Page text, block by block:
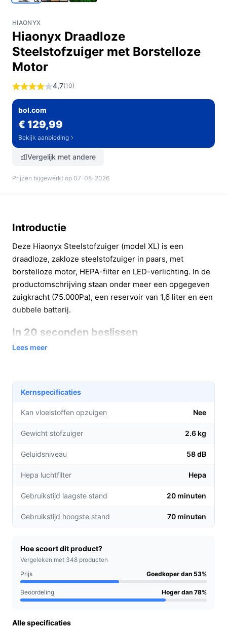
HIAONYX
Hiaonyx Draadloze
Steelstofzuiger met Borstelloze
Motor
4,7(10)
bol.com
€ 129,99
Bekijk aanbieding
Vergelijk met andere
Prijzen bijgewerkt op 07-08-2026
Introductie
Deze Hiaonyx Steelstofzuiger (model XL) is een
draadloze, zakloze steelstofzuiger in paars, met
borstelloze motor, HEPA-filter en LED-verlichting. In de
productomschrijving staan onder meer een opgegeven
zuigkracht (75.000Pa), een reservoir van 1,6 liter en een
dubbele batterij.
In 20 seconden beslissen
Kopen als:
hecht aan een HEPA-filter en een relatief laag
geluidsniveau (58 dB).
Niet kopen als:je een stofzuiger nodig hebt met
de opgegeven 70 minuten of als je een stofzak
verkiest.
hoe de dubbele batterij de use-tijd precies
aan jouw schoonmaakbehoefte.
Wat je in de praktijk merkt
schoonmaken zonder snoer: je kunt snel van kamer naar
makkelijker onder meubilair kijken. Met het
meegegeven HEPA-filter worden fijne deeltjes gefilterd
wordt genoemd als onderdeel van een stillere werking.
Lees meer
Kernspecificaties
Kan vloeistoffen opzuigen Nee
Gewicht stofzuiger 2.6 kg
Geluidsniveau 58 dB
Hepa luchtfilter Hepa
Gebruikstijd laagste stand 20 minuten
Gebruikstijd hoogste stand 70 minuten
Hoe scoort dit product?
Vergeleken met 348 producten
Prijs
Goedkoper dan 53%
Beoordeling Hoger dan 78%
Alle specificaties